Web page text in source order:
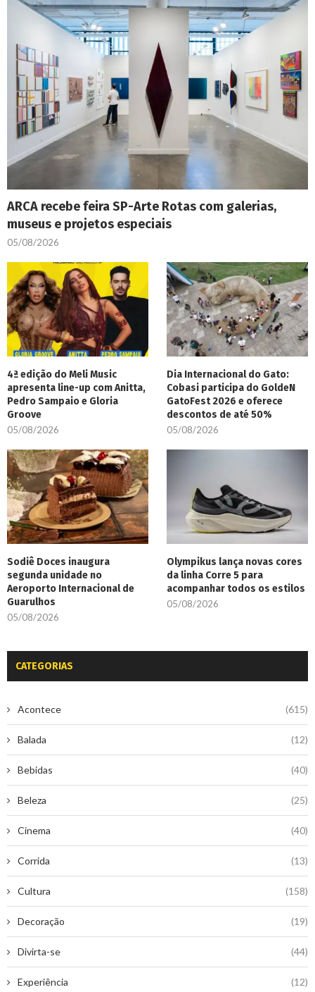
ARCA recebe feira SP-Arte Rotas com galerias,
museus e projetos especiais
05/08/2026
4ª edição do Meli Music
apresenta line-up com Anitta,
Pedro Sampaio e Gloria
Groove
05/08/2026
Dia Internacional do Gato:
Cobasi participa do GoldeN
GatoFest 2026 e oferece
descontos de até 50%
05/08/2026
Sodiê Doces inaugura
segunda unidade no
Aeroporto Internacional de
Guarulhos
05/08/2026
Olympikus lança novas cores
da linha Corre 5 para
acompanhar todos os estilos
05/08/2026
CATEGORIAS
Acontece (615)
Balada (12)
Bebidas (40)
Beleza (25)
Cinema (40)
Corrida (13)
Cultura (158)
Decoração (19)
Divirta-se (44)
Experiência (12)